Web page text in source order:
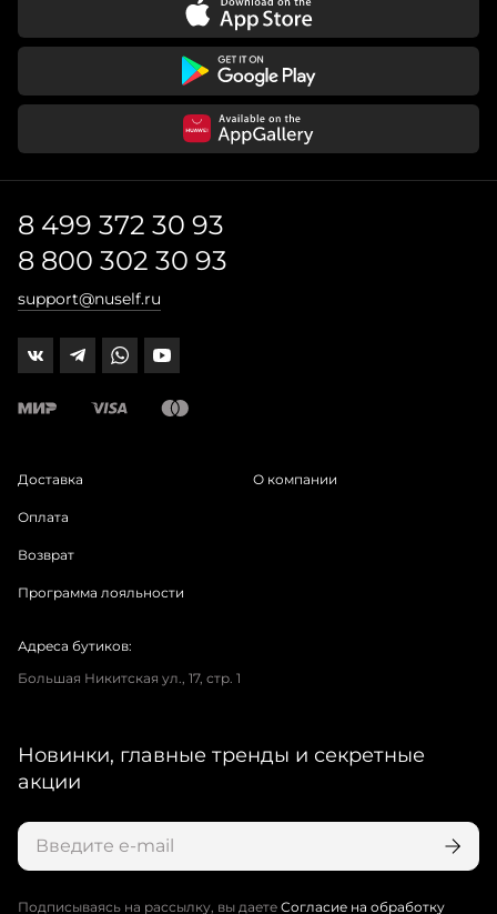
8 499 372 30 93
8 800 302 30 93
support@nuself.ru
Доставка
Оплата
Возврат
Программа лояльности
О компании
Адреса бутиков:
Большая Никитская ул., 17, стр. 1
Новинки, главные тренды и секретные
акции
Подписываясь на рассылку, вы даете Согласие на обработку